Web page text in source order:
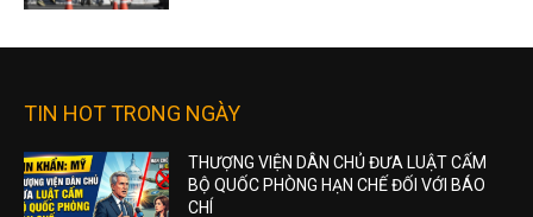
TIN HOT TRONG NGÀY
THƯỢNG VIỆN DÂN CHỦ ĐƯA LUẬT CẤM
BỘ QUỐC PHÒNG HẠN CHẾ ĐỐI VỚI BÁO
CHÍ